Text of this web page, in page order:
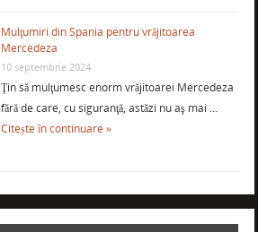
Mulţumiri din Spania pentru vrăjitoarea
Mercedeza
10 septembrie 2024
Ţin să mulţumesc enorm vrăjitoarei Mercedeza
fără de care, cu siguranţă, astăzi nu aş mai …
Citește în continuare »